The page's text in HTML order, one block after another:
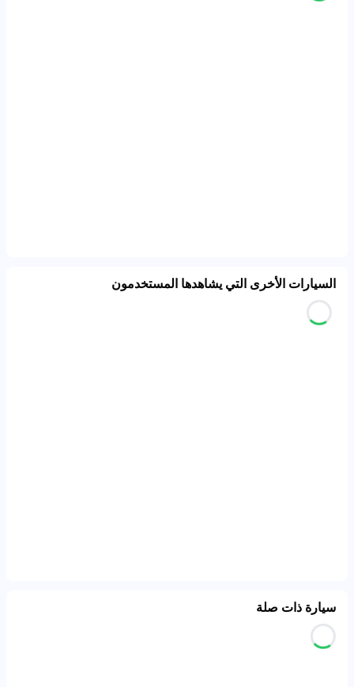
السيارات الأخرى التي يشاهدها المستخدمون
سيارة ذات صلة